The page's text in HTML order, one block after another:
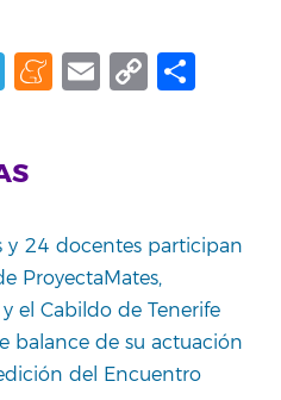
Telegram
Meneame
Email
Copy
y 24 docentes participan
ProyectaMates,
el Cabildo de Tenerife
balance de su actuación
del Encuentro